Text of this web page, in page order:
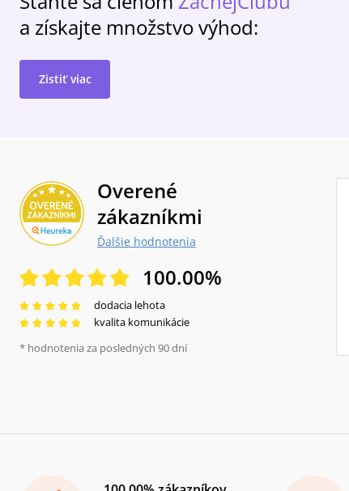
a získajte množstvo výhod:
Zistiť viac
Overené
zákazníkmi
Ďalšie hodnotenia
100.00%
dodacia lehota
kvalita komunikácie
* hodnotenia za posledných 90 dní